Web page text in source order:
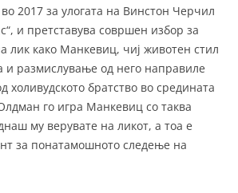
2017 за улогата на Винстон Черчил
и претставува совршен избор за
лик како Манкевиц, чиј животен стил
и размислување од него направиле
холивудското братство во средината
го игра Манкевиц со таква
му верувате на ликот, а тоа е
за понатамошното следење на